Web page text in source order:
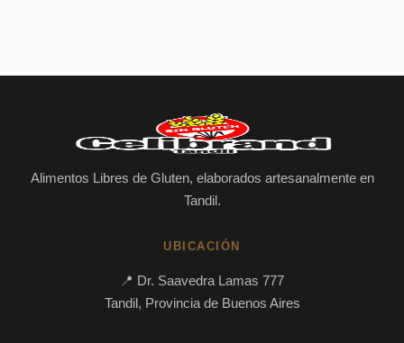
Alimentos Libres de Gluten, elaborados artesanalmente en
Tandil.
UBICACIÓN
📍 Dr. Saavedra Lamas 777
Tandil, Provincia de Buenos Aires